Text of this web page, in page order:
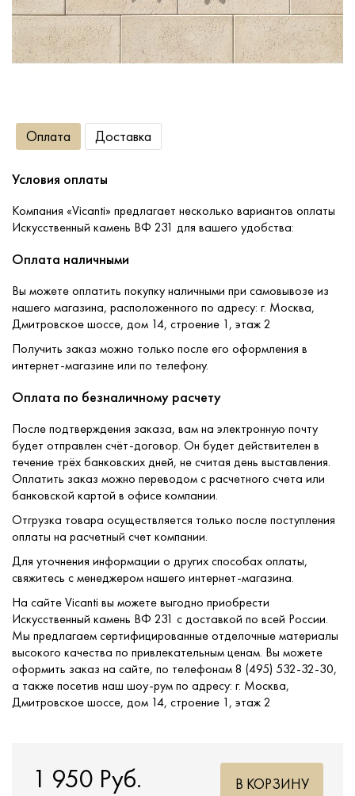
Сопутствующие товары
Услуги
Оплата
Портфолио
Доставка
Контакты
Оплата Доставка
Условия оплаты
Компания «Vicanti» предлагает несколько вариантов оплаты
Искусственный камень ВФ 231 для вашего удобства:
Оплата наличными
Вы можете оплатить покупку наличными при самовывозе из
нашего магазина, расположенного по адресу: г. Москва,
Дмитровское шоссе, дом 14, строение 1, этаж 2
Получить заказ можно только после его оформления в
интернет-магазине или по телефону.
Оплата по безналичному расчету
После подтверждения заказа, вам на электронную почту
будет отправлен счёт-договор. Он будет действителен в
течение трёх банковских дней, не считая день выставления.
Оплатить заказ можно переводом с расчетного счета или
банковской картой в офисе компании.
Отгрузка товара осуществляется только после поступления
оплаты на расчетный счет компании.
Для уточнения информации о других способах оплаты,
свяжитесь с менеджером нашего интернет-магазина.
На сайте Vicanti вы можете выгодно приобрести
Искусственный камень ВФ 231 с доставкой по всей России.
Мы предлагаем сертифицированные отделочные материалы
высокого качества по привлекательным ценам. Вы можете
оформить заказ на сайте, по телефонам 8 (495) 532-32-30,
а также посетив наш шоу-рум по адресу: г. Москва,
Дмитровское шоссе, дом 14, строение 1, этаж 2
1 950 Руб. В КОРЗИНУ